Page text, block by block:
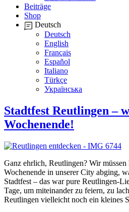
Beiträge
Shop
Deutsch
Deutsch
English
Français
Español
Italiano
Türkçe
Українська
Stadtfest Reutlingen –
Wochenende!
Ganz ehrlich, Reutlingen? Wir
Wochenende in unserer City abging,
Stadtfest – das war pure Reutlingen-
Tage, um miteinander zu feiern, zu
Reutlingen vielleicht noch ein kleines